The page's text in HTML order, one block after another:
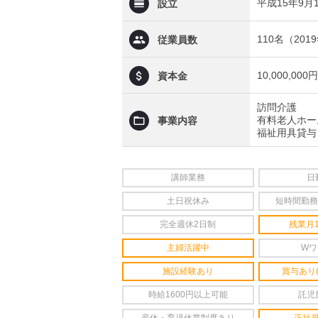
設立 平成15年9月
従業員数 110名（
資本金 10,000,000円
事業内容
訪問介護
有料老人ホ
福祉用具貸
講師業務
土日祝休み 短時間勤
完全週休2日制 残業月
主婦活躍中 W
施設経験あり 賞与あ
時給1600円以上可能 託児